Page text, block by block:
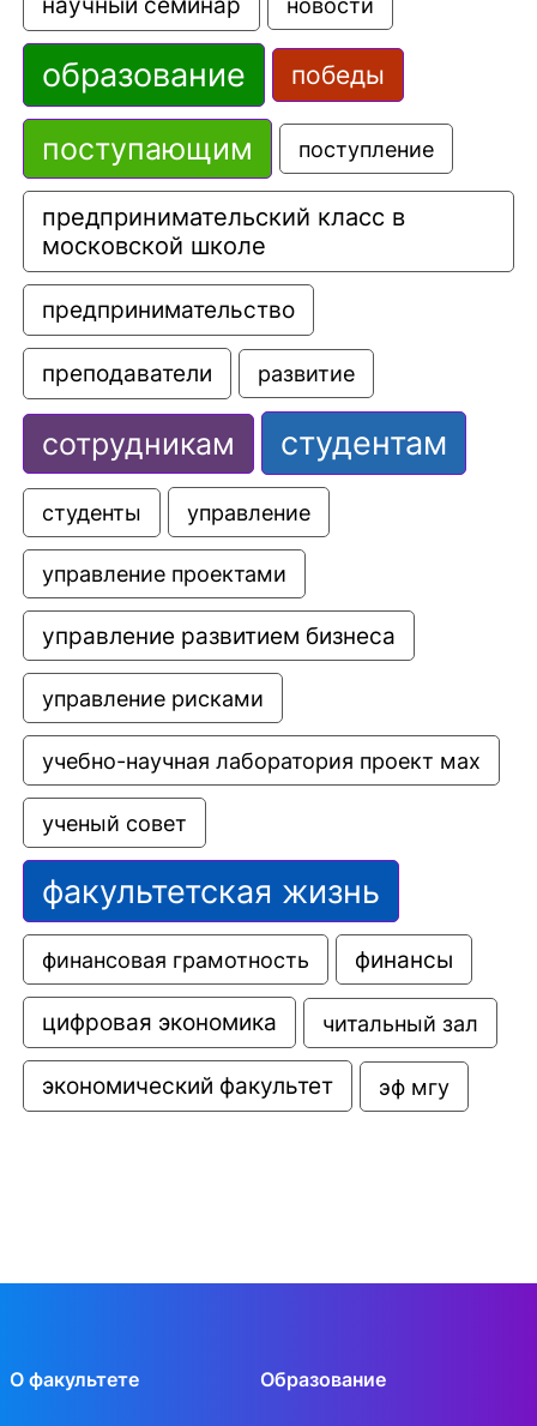
новости
образование победы
поступающим поступление
предпринимательский класс в
московской школе
предпринимательство
преподаватели развитие
сотрудникам студентам
студенты управление
управление проектами
управление развитием бизнеса
управление рисками
учебно-научная лаборатория проект мах
ученый совет
факультетская жизнь
финансовая грамотность финансы
цифровая экономика читальный зал
экономический факультет эф мгу
О факультете Образование